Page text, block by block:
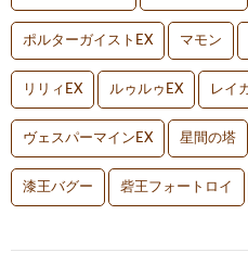
ポルターガイストEX マモン
リリィEX ルゥルゥEX レイ
ヴェスパーマインEX 星間の塔
漆王バグー 砦王フォートロイ